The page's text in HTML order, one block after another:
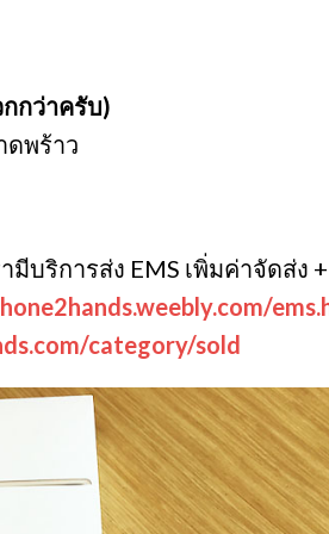
กกว่าครับ)
ดพร้าว
บริการส่ง EMS เพิ่มค่าจัดส่ง
category/sold